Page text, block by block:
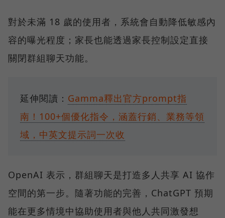
對於未滿 18 歲的使用者，系統會自動降低敏感內
容的曝光程度；家長也能透過家長控制設定直接
關閉群組聊天功能。
延伸閱讀： Gamma釋出官方prompt指
南！100+個優化指令，涵蓋行銷、業務等領
域，中英文提示詞一次收
OpenAI 表示，群組聊天是打造多人共享 AI 協作
空間的第一步。隨著功能的完善，ChatGPT 預期
能在更多情境中協助使用者與他人共同激發想